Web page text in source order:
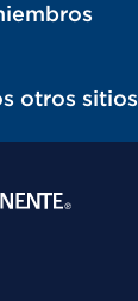
otros sitios